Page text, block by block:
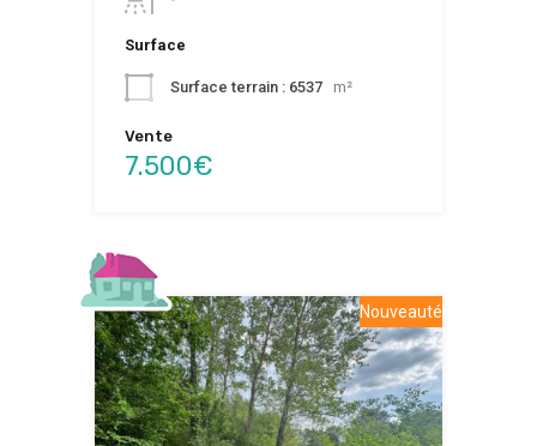
Surface
Surface terrain : 6537 m²
Vente
7.500€
Nouveauté